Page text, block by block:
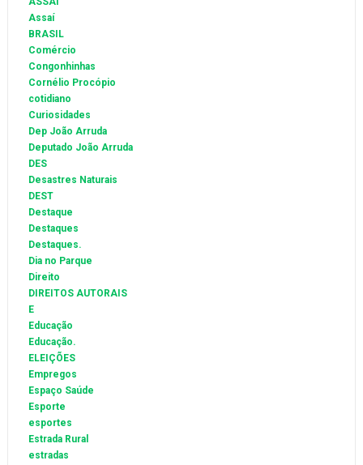
Assaí
BRASIL
Comércio
Congonhinhas
Cornélio Procópio
cotidiano
Curiosidades
Dep João Arruda
Deputado João Arruda
DES
Desastres Naturais
DEST
Destaque
Destaques
Destaques.
Dia no Parque
Direito
DIREITOS AUTORAIS
E
Educação
Educação.
ELEIÇÕES
Empregos
Espaço Saúde
Esporte
esportes
Estrada Rural
estradas